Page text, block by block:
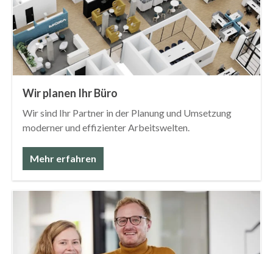
Wir planen Ihr Büro
Wir sind Ihr Partner in der Planung und Umsetzung
moderner und effizienter Arbeitswelten.
Mehr erfahren